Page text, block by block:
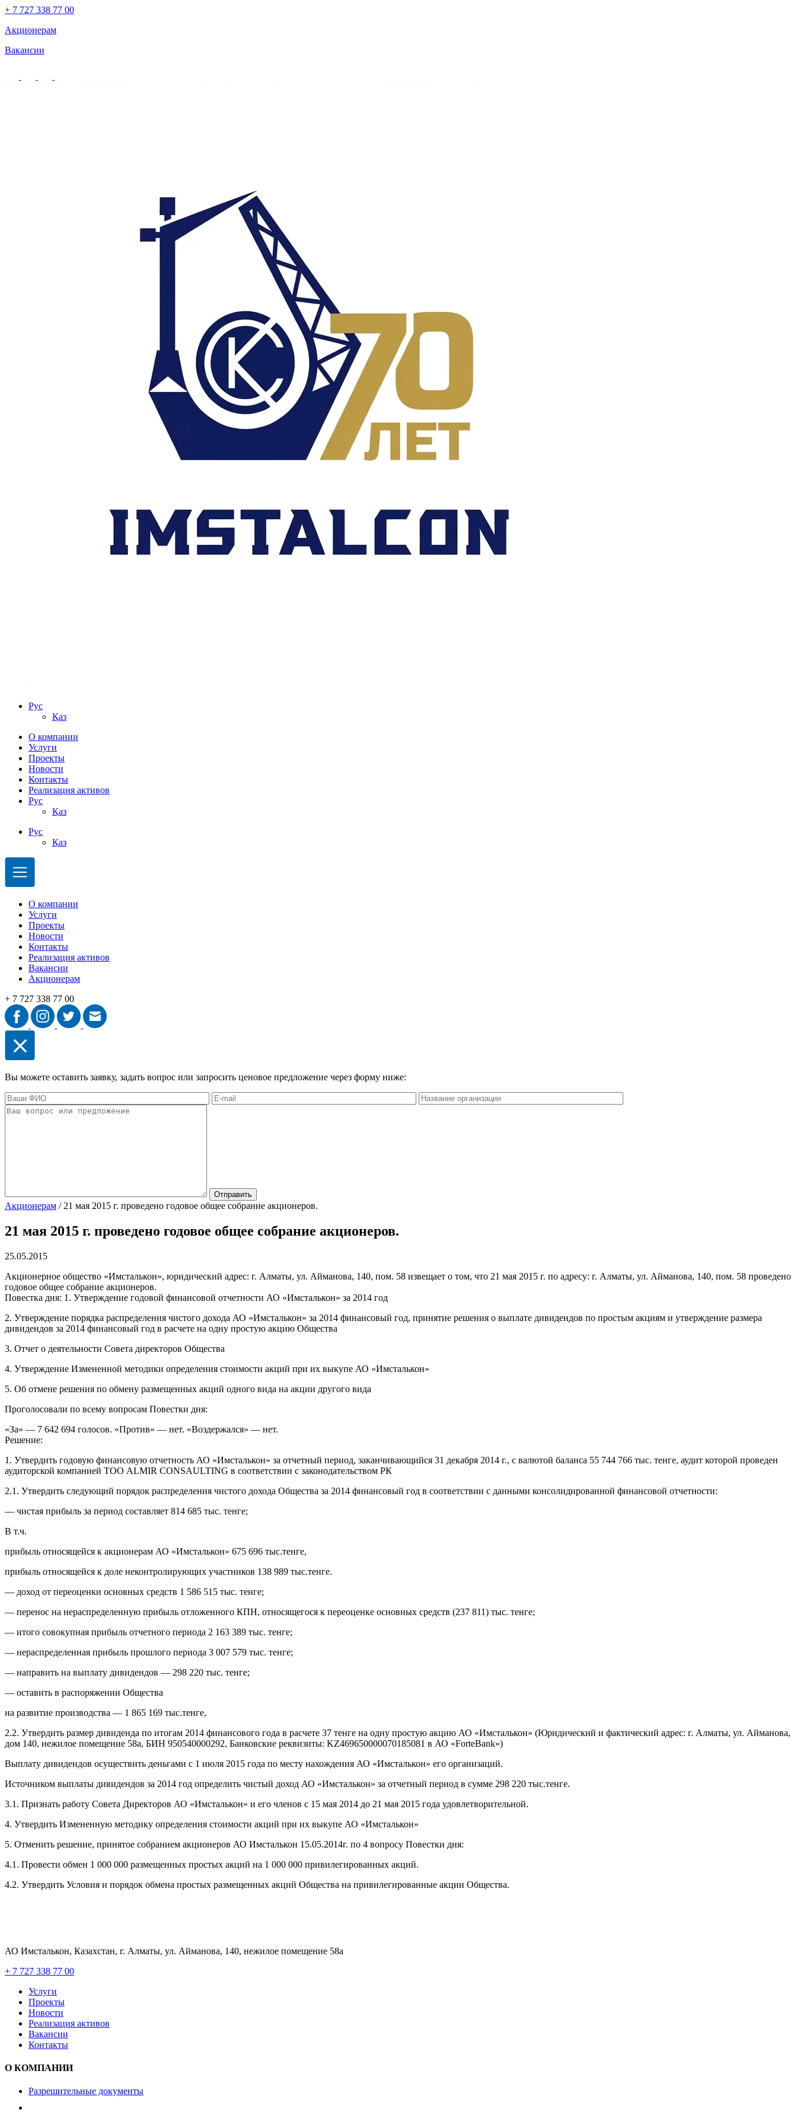
+ 7 727 338 77 00
Акционерам
Вакансии
Рус
Қаз
О компании
Услуги
Проекты
Новости
Контакты
Реализация активов
Рус
Қаз
Рус
Қаз
О компании
Услуги
Проекты
Новости
Контакты
Реализация активов
Вакансии
Акционерам
+ 7 727 338 77 00
Вы можете оставить заявку, задать вопрос или запросить ценовое предложение через форму ниже:
Акционерам / 21 мая 2015 г. проведено годовое общее собрание акционеров.
21 мая 2015 г. проведено годовое общее собрание акционеров.
25.05.2015
Акционерное общество «Имсталькон», юридический адрес: г. Алматы, ул. Айманова, 140, пом. 58 извещает о том, что 21 мая 2015 г. по адресу: г. Алматы, ул. Айманова, 140, пом. 58 проведено
годовое общее собрание акционеров.
Повестка дня: 1. Утверждение годовой финансовой отчетности АО «Имсталькон» за 2014 год
2. Утверждение порядка распределения чистого дохода АО «Имсталькон» за 2014 финансовый год, принятие решения о выплате дивидендов по простым акциям и утверждение размера
дивидендов за 2014 финансовый год в расчете на одну простую акцию Общества
3. Отчет о деятельности Совета директоров Общества
4. Утверждение Измененной методики определения стоимости акций при их выкупе АО «Имсталькон»
5. Об отмене решения по обмену размещенных акций одного вида на акции другого вида
Проголосовали по всему вопросам Повестки дня:
«За» — 7 642 694 голосов. «Против» — нет. «Воздержался» — нет.
Решение:
1. Утвердить годовую финансовую отчетность АО «Имсталькон» за отчетный период, заканчивающийся 31 декабря 2014 г., с валютой баланса 55 744 766 тыс. тенге, аудит которой проведен
аудиторской компанией ТОО ALMIR CONSAULTING в соответствии с законодательством РК
2.1. Утвердить следующий порядок распределения чистого дохода Общества за 2014 финансовый год в соответствии с данными консолидированной финансовой отчетности:
— чистая прибыль за период составляет 814 685 тыс. тенге;
В т.ч.
прибыль относящейся к акционерам АО «Имсталькон» 675 696 тыс.тенге,
прибыль относящейся к доле неконтролирующих участников 138 989 тыс.тенге.
— доход от переоценки основных средств 1 586 515 тыс. тенге;
— перенос на нераспределенную прибыль отложенного КПН, относящегося к переоценке основных средств (237 811) тыс. тенге;
— итого совокупная прибыль отчетного периода 2 163 389 тыс. тенге;
— нераспределенная прибыль прошлого периода 3 007 579 тыс. тенге;
— направить на выплату дивидендов — 298 220 тыс. тенге;
— оставить в распоряжении Общества
на развитие производства — 1 865 169 тыс.тенге,
2.2. Утвердить размер дивиденда по итогам 2014 финансового года в расчете 37 тенге на одну простую акцию АО «Имсталькон» (Юридический и фактический адрес: г. Алматы, ул. Айманова,
дом 140, нежилое помещение 58а, БИН 950540000292, Банковские реквизиты: KZ469650000070185081 в АО «ForteBank»)
Выплату дивидендов осуществить деньгами с 1 июля 2015 года по месту нахождения АО «Имсталькон» его организаций.
Источником выплаты дивидендов за 2014 год определить чистый доход АО «Имсталькон» за отчетный период в сумме 298 220 тыс.тенге.
3.1. Признать работу Совета Директоров АО «Имсталькон» и его членов с 15 мая 2014 до 21 мая 2015 года удовлетворительной.
4. Утвердить Измененную методику определения стоимости акций при их выкупе АО «Имсталькон»
5. Отменить решение, принятое собранием акционеров АО Имсталькон 15.05.2014г. по 4 вопросу Повестки дня:
4.1. Провести обмен 1 000 000 размещенных простых акций на 1 000 000 привилегированных акций.
4.2. Утвердить Условия и порядок обмена простых размещенных акций Общества на привилегированные акции Общества.
АО Имсталькон, Казахстан, г. Алматы, ул. Айманова, 140, нежилое помещение 58а
+ 7 727 338 77 00
Услуги
Проекты
Новости
Реализация активов
Вакансии
Контакты
О КОМПАНИИ
Разрешительные документы